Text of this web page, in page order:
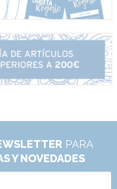
PARA
Y NOVEDADES